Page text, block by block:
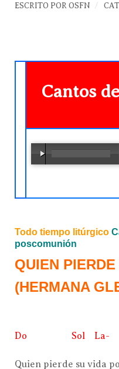
ESCRITO POR OSFN
Cantos
Todo tiempo litúrgico
poscomunión
QUIEN
(HERMANA
Do Sol La-
Quien pierde su vida